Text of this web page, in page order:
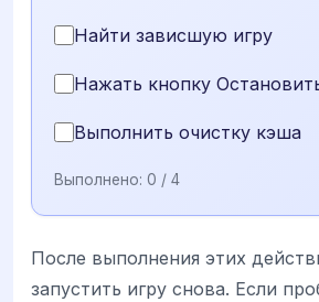
Найти зависшую игру
Нажать кнопку
Выполнить очистку кэша
Выполнено: 0 / 4
После выполнения этих
запустить игру снова. Если